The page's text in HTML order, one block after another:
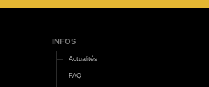
INFOS
Actualités
FAQ